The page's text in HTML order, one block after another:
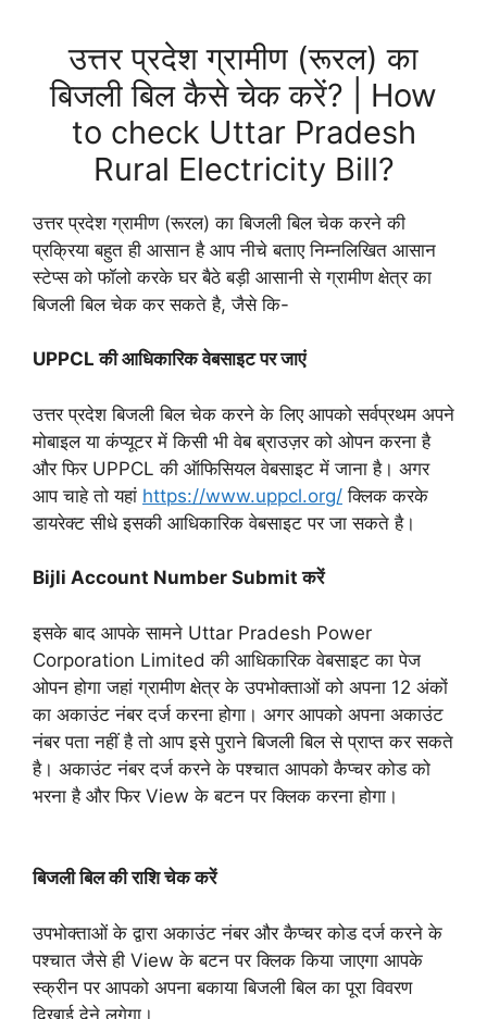
उत्तर प्रदेश ग्रामीण (रूरल) का
बिजली बिल कैसे चेक करें? | How
to check Uttar Pradesh
Rural Electricity Bill?
उत्तर प्रदेश ग्रामीण (रूरल) का बिजली बिल चेक करने की
प्रक्रिया बहुत ही आसान है आप नीचे बताए निम्नलिखित आसान
स्टेप्स को फॉलो करके घर बैठे बड़ी आसानी से ग्रामीण क्षेत्र का
बिजली बिल चेक कर सकते है, जैसे कि-
UPPCL की आधिकारिक वेबसाइट पर जाएं
उत्तर प्रदेश बिजली बिल चेक करने के लिए आपको सर्वप्रथम अपने
मोबाइल या कंप्यूटर में किसी भी वेब ब्राउज़र को ओपन करना है
और फिर UPPCL की ऑफिसियल वेबसाइट में जाना है। अगर
आप चाहे तो यहां https://www.uppcl.org/ क्लिक करके
डायरेक्ट सीधे इसकी आधिकारिक वेबसाइट पर जा सकते है।
Bijli Account Number Submit करें
इसके बाद आपके सामने Uttar Pradesh Power
Corporation Limited की आधिकारिक वेबसाइट का पेज
ओपन होगा जहां ग्रामीण क्षेत्र के उपभोक्ताओं को अपना 12 अंकों
का अकाउंट नंबर दर्ज करना होगा। अगर आपको अपना अकाउंट
नंबर पता नहीं है तो आप इसे पुराने बिजली बिल से प्राप्त कर सकते
है। अकाउंट नंबर दर्ज करने के पश्चात आपको कैप्चर कोड को
भरना है और फिर View के बटन पर क्लिक करना होगा।
बिजली बिल की राशि चेक करें
उपभोक्ताओं के द्वारा अकाउंट नंबर और कैप्चर कोड दर्ज करने के
पश्चात जैसे ही View के बटन पर क्लिक किया जाएगा आपके
स्क्रीन पर आपको अपना बकाया बिजली बिल का पूरा विवरण
दिखाई देने लगेगा।